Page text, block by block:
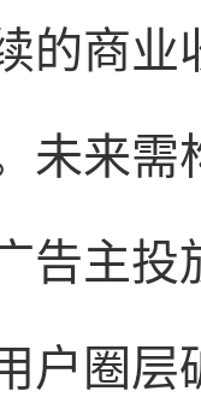
的商业
未来
告主投
户圈